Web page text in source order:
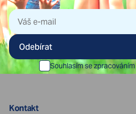
Odebírat
Souhlasím se zpracováním
Kontakt